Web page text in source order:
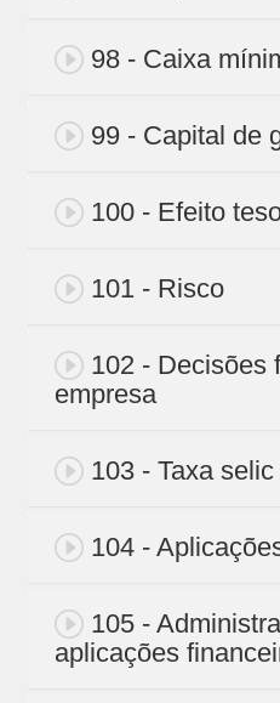
98 - Caixa
99 - Capital de
100 - Efeito
101 - Risco
102 - Decisões
empresa
103 - Taxa selic
104 -
105 -
aplicações